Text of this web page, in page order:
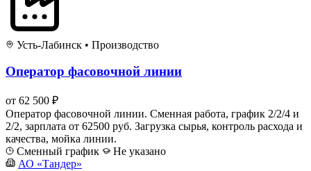
Усть-Лабинск • Производство
Оператор фасовочной линии
от 62 500 ₽
Оператор фасовочной линии. Сменная работа, график 2/2/4 и
2/2, зарплата от 62500 руб. Загрузка сырья, контроль расхода и
качества, мойка линии.
Сменный график
Не указано
АО «Тандер»